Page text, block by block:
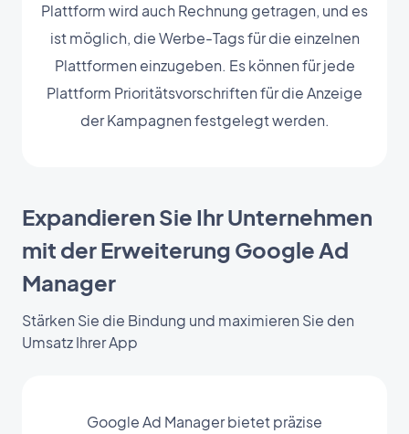
Plattform wird auch Rechnung getragen, und es
ist möglich, die Werbe-Tags für die einzelnen
Plattformen einzugeben. Es können für jede
Plattform Prioritätsvorschriften für die Anzeige
der Kampagnen festgelegt werden.
Expandieren Sie Ihr Unternehmen
mit der Erweiterung Google Ad
Manager
Stärken Sie die Bindung und maximieren Sie den
Umsatz Ihrer App
Google Ad Manager bietet präzise